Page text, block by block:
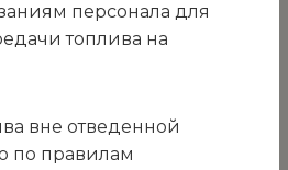
средств
«Санаторий
в 2026 году
персонала для
топлива на
вне отведенной
по правилам